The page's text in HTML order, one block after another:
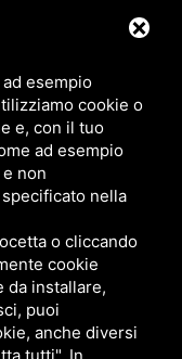
Iscriviti ora
esempio
cookie o
e, con il tuo
ad esempio
non
nella
o cliccando
cookie
da installare,
puoi
anche diversi